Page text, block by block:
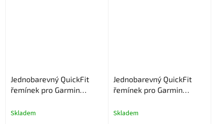
Jednobarevný QuickFit
řemínek pro Garmin
Skladem
Jednobarevný QuickFit
řemínek pro Garmin
Skladem